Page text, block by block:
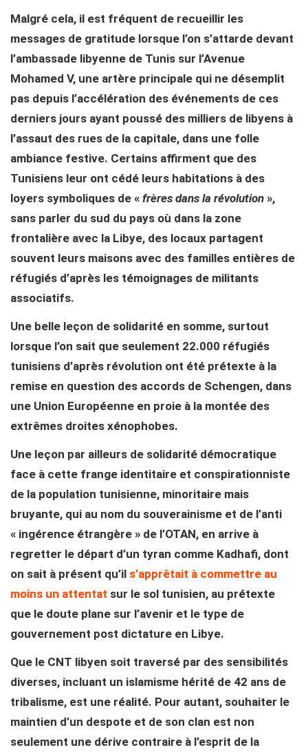
Malgré cela, il est fréquent de recueillir les
messages de gratitude lorsque l’on s’attarde devant
l’ambassade libyenne de Tunis sur l’Avenue
Mohamed V, une artère principale qui ne désemplit
pas depuis l’accélération des événements de ces
derniers jours ayant poussé des milliers de libyens à
l’assaut des rues de la capitale, dans une folle
ambiance festive. Certains affirment que des
Tunisiens leur ont cédé leurs habitations à des
loyers symboliques de « frères dans la révolution »,
sans parler du sud du pays où dans la zone
frontalière avec la Libye, des locaux partagent
souvent leurs maisons avec des familles entières de
réfugiés d’après les témoignages de militants
associatifs.
Une belle leçon de solidarité en somme, surtout
lorsque l’on sait que seulement 22.000 réfugiés
tunisiens d’après révolution ont été prétexte à la
remise en question des accords de Schengen, dans
une Union Européenne en proie à la montée des
extrêmes droites xénophobes.
Une leçon par ailleurs de solidarité démocratique
face à cette frange identitaire et conspirationniste
de la population tunisienne, minoritaire mais
bruyante, qui au nom du souverainisme et de l’anti
« ingérence étrangère » de l’OTAN, en arrive à
regretter le départ d’un tyran comme Kadhafi, dont
on sait à présent qu’il s’apprêtait à commettre au
moins un attentat sur le sol tunisien, au prétexte
que le doute plane sur l’avenir et le type de
gouvernement post dictature en Libye.
Que le CNT libyen soit traversé par des sensibilités
diverses, incluant un islamisme hérité de 42 ans de
tribalisme, est une réalité. Pour autant, souhaiter le
maintien d’un despote et de son clan est non
seulement une dérive contraire à l’esprit de la